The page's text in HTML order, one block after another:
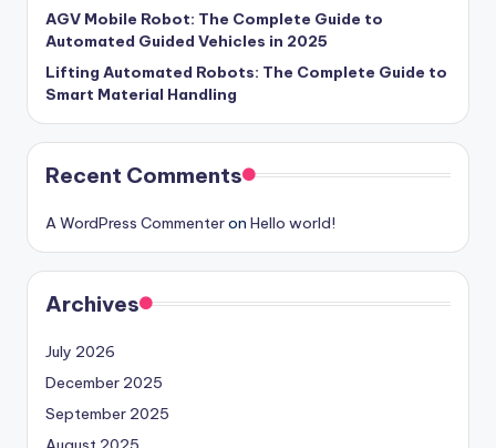
AGV Mobile Robot: The Complete Guide to
Automated Guided Vehicles in 2025
Lifting Automated Robots: The Complete Guide to
Smart Material Handling
Recent Comments
A WordPress Commenteron Hello world!
Archives
July 2026
December 2025
September 2025